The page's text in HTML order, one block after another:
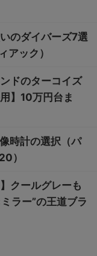
のダイバーズ7選
アック）
ドのターコイズ
】10万円台ま
時計の選択（パ
）
クールグレーも
ラー”の王道ブラ